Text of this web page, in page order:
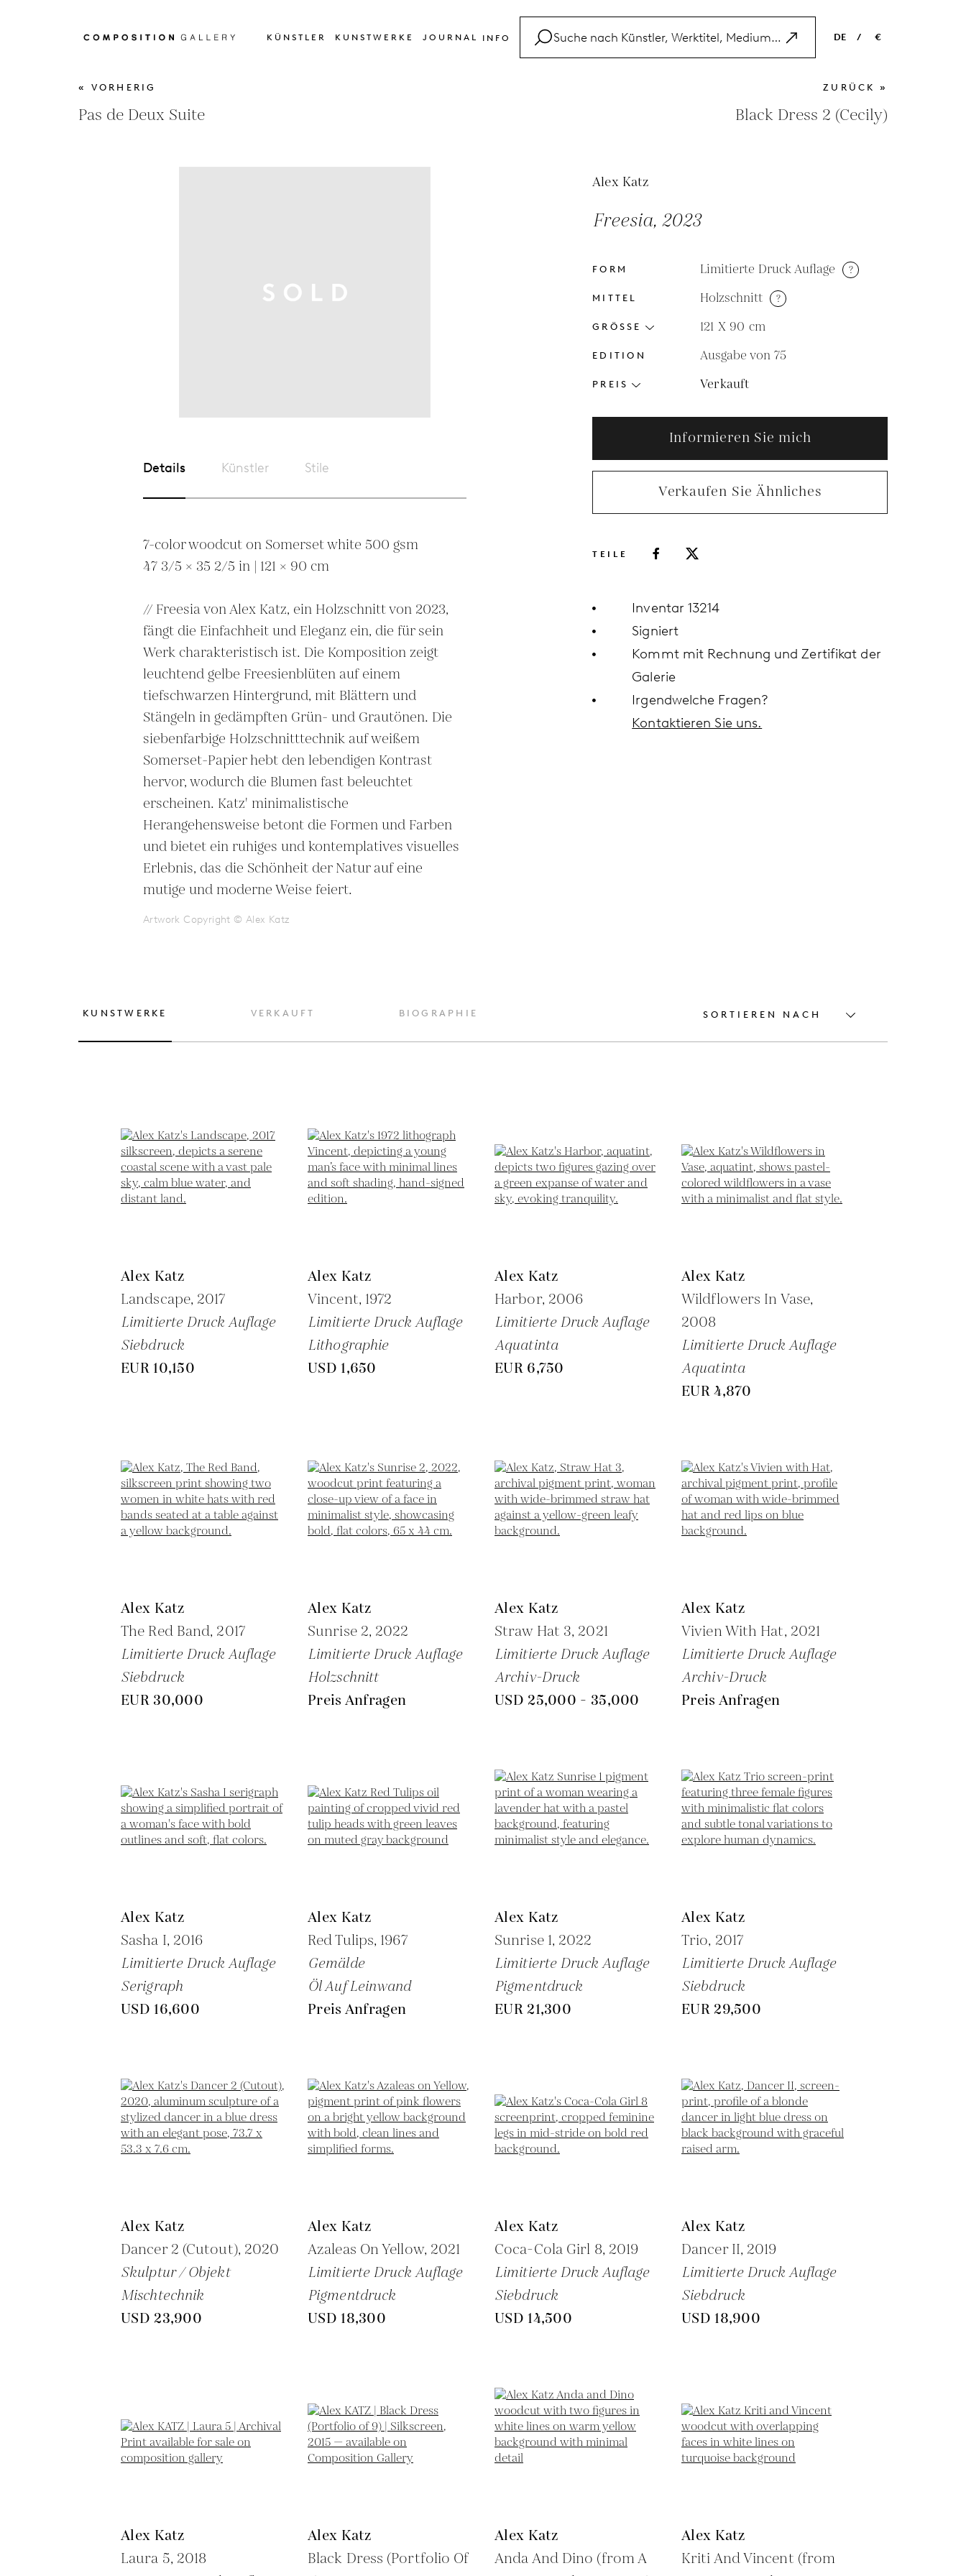
KÜNSTLER KUNSTWERKE JOURNAL INFO DE
NL
ES
/ €
EUR
GBP
« VORHERIG
Pas de Deux Suite
ZURÜCK »
Black Dress 2 (Cecily)
Details Künstler Stile
7-color woodcut on Somerset white 500 gsm
47 3/5 × 35 2/5 in | 121 × 90 cm
// Freesia von Alex Katz, ein Holzschnitt von 2023,
fängt die Einfachheit und Eleganz ein, die für sein
Werk charakteristisch ist. Die Komposition zeigt
leuchtend gelbe Freesienblüten auf einem
tiefschwarzen Hintergrund, mit Blättern und
Stängeln in gedämpften Grün- und Grautönen. Die
siebenfarbige Holzschnitttechnik auf weißem
Somerset-Papier hebt den lebendigen Kontrast
hervor, wodurch die Blumen fast beleuchtet
erscheinen. Katz' minimalistische
Herangehensweise betont die Formen und Farben
und bietet ein ruhiges und kontemplatives visuelles
Erlebnis, das die Schönheit der Natur auf eine
mutige und moderne Weise feiert.
Artwork Copyright © Alex Katz
Alex Katz
Freesia, 2023
FORM Limitierte Druck Auflage ?
MITTEL Holzschnitt ?
GRÖSSE 121 X 90 cm
EDITION Ausgabe von 75
PREIS Verkauft
Informieren Sie mich
Verkaufen Sie Ähnliches
TEILE
Inventar 13214
Signiert
Kommt mit Rechnung und Zertifikat der
Galerie
Irgendwelche Fragen?
Kontaktieren Sie uns.
KUNSTWERKE VERKAUFT BIOGRAPHIE SORTIEREN NACH
Alex Katz
Landscape, 2017
Limitierte Druck Auflage
Siebdruck
EUR 10,150
Alex Katz
Vincent, 1972
Limitierte Druck Auflage
Lithographie
USD 1,650
Alex Katz
Harbor, 2006
Limitierte Druck Auflage
Aquatinta
EUR 6,750
Alex Katz
Wildflowers In Vase,
2008
Limitierte Druck Auflage
Aquatinta
EUR 4,870
Alex Katz
The Red Band, 2017
Limitierte Druck Auflage
Siebdruck
EUR 30,000
Alex Katz
Sunrise 2, 2022
Limitierte Druck Auflage
Holzschnitt
Preis Anfragen
Alex Katz
Straw Hat 3, 2021
Limitierte Druck Auflage
Archiv-Druck
USD 25,000 - 35,000
Alex Katz
Vivien With Hat, 2021
Limitierte Druck Auflage
Archiv-Druck
Preis Anfragen
Alex Katz
Sasha I, 2016
Limitierte Druck Auflage
Serigraph
USD 16,600
Alex Katz
Red Tulips, 1967
Gemälde
Öl Auf Leinwand
Preis Anfragen
Alex Katz
Sunrise 1, 2022
Limitierte Druck Auflage
Pigmentdruck
EUR 21,300
Alex Katz
Trio, 2017
Limitierte Druck Auflage
Siebdruck
EUR 29,500
Alex Katz
Dancer 2 (Cutout), 2020
Skulptur / Objekt
Mischtechnik
USD 23,900
Alex Katz
Azaleas On Yellow, 2021
Limitierte Druck Auflage
Pigmentdruck
USD 18,300
Alex Katz
Coca-Cola Girl 8, 2019
Limitierte Druck Auflage
Siebdruck
USD 14,500
Alex Katz
Dancer II, 2019
Limitierte Druck Auflage
Siebdruck
USD 18,900
Alex Katz
Laura 5, 2018
Alex Katz
Black Dress (Portfolio Of
Alex Katz
Anda And Dino (from A
Alex Katz
Kriti And Vincent (from